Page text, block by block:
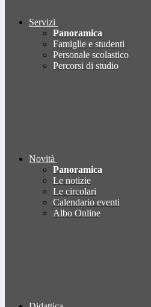
Servizi
Panoramica
Famiglie e studenti
Personale scolastico
Percorsi di studio
Novità
Panoramica
Le notizie
Le circolari
Calendario eventi
Albo Online